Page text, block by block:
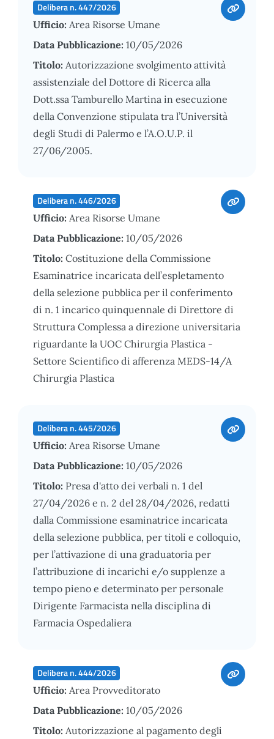
Delibera n. 447/2026
Ufficio: Area Risorse Umane
Data Pubblicazione: 10/05/2026
Titolo: Autorizzazione svolgimento attività
assistenziale del Dottore di Ricerca alla
Dott.ssa Tamburello Martina in esecuzione
della Convenzione stipulata tra l’Università
degli Studi di Palermo e l’A.O.U.P. il
27/06/2005.
Delibera n. 446/2026
Ufficio: Area Risorse Umane
Data Pubblicazione: 10/05/2026
Titolo: Costituzione della Commissione
Esaminatrice incaricata dell’espletamento
della selezione pubblica per il conferimento
di n. 1 incarico quinquennale di Direttore di
Struttura Complessa a direzione universitaria
riguardante la UOC Chirurgia Plastica -
Settore Scientifico di afferenza MEDS-14/A
Chirurgia Plastica
Delibera n. 445/2026
Ufficio: Area Risorse Umane
Data Pubblicazione: 10/05/2026
Titolo: Presa d'atto dei verbali n. 1 del
27/04/2026 e n. 2 del 28/04/2026, redatti
dalla Commissione esaminatrice incaricata
della selezione pubblica, per titoli e colloquio,
per l’attivazione di una graduatoria per
l’attribuzione di incarichi e/o supplenze a
tempo pieno e determinato per personale
Dirigente Farmacista nella disciplina di
Farmacia Ospedaliera
Delibera n. 444/2026
Ufficio: Area Provveditorato
Data Pubblicazione: 10/05/2026
Titolo: Autorizzazione al pagamento degli